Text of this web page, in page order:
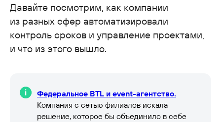
Давайте посмотрим, как компании
из разных сфер автоматизировали
контроль сроков и управление проектами,
и что из этого вышло.
Федеральное BTL и event-агентство.
Компания с сетью филиалов искала
решение, которое бы объединило в себе